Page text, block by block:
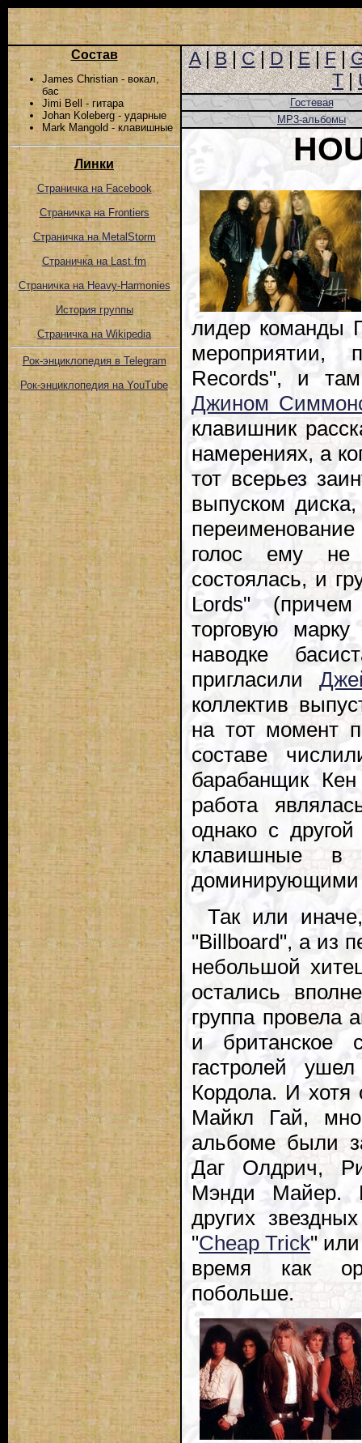
Состав
James Christian - вокал,
бас
Jimi Bell - гитара
Johan Koleberg - ударные
Mark Mangold - клавишные
Линки
Страничка на Facebook
Страничка на Frontiers
Страничка на MetalStorm
Страничка на Last.fm
Страничка на Heavy-Harmonies
История группы
Страничка на Wikipedia
Рок-энциклопедия в Telegram
Рок-энциклопедия на YouTube
A|B|C|D|E|F|
T|
Гостевая
MP3-альбомы
лидер команды
мероприятии,
Records", и
Джином
клавишник
намерениях, а
тот всерьез
выпуском
голос ему не
состоялась, и
Lords"
торговую
наводке
пригласили
коллектив
на тот момент
составе
барабанщик
работа
однако с
клавишные
доминирующими
Так или
"Billboard", а из
небольшой
остались
группа провела
и британское
гастролей
Кордола. И
Майкл Гай,
альбоме были
Даг Олдрич,
Мэнди Майер.
других
"Cheap Trick"
время как
побольше.